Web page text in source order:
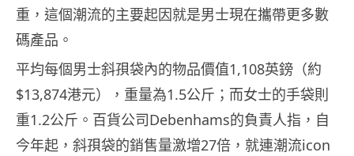
重，這個潮流的主要起因就是男士現在攜帶更多數
碼產品。
平均每個男士斜孭袋內的物品價值1,108英鎊（約
$13,874港元），重量為1.5公斤；而女士的手袋則
重1.2公斤。百貨公司Debenhams的負責人指，自
今年起，斜孭袋的銷售量激增27倍，就連潮流icon